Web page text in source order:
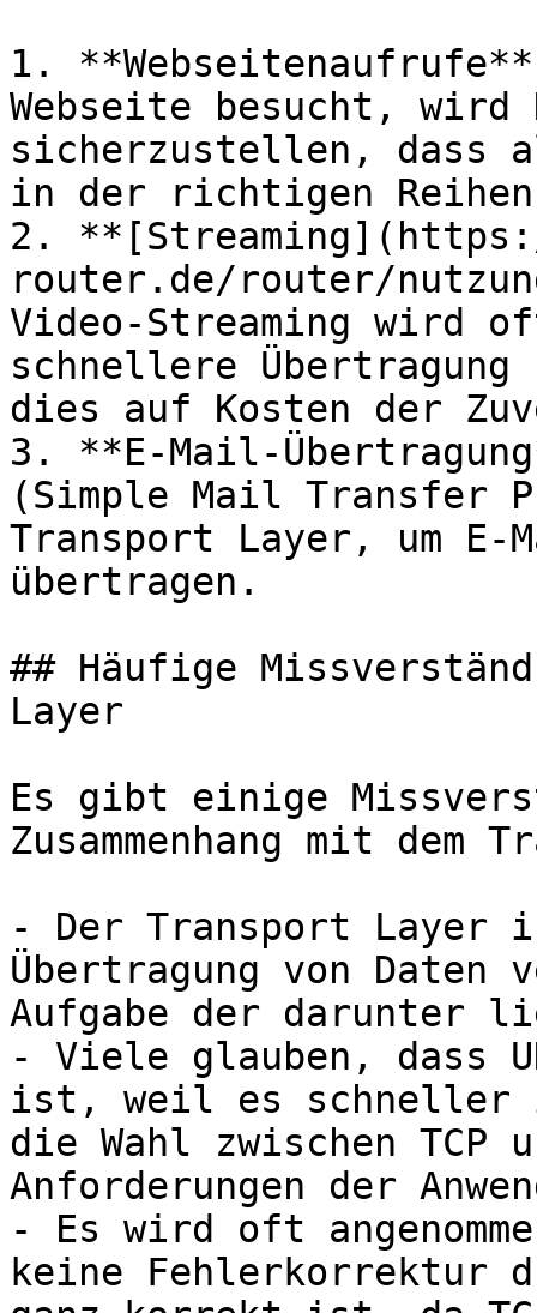
1.
Webseite besucht, wird
sicherzustellen, dass
in der richtigen
2.
router.de/router/
Video-Streaming wird
schnellere Übertragung
dies auf Kosten der
3. **E-Mail-
(Simple Mail Transfer
Transport Layer, um E-
übertragen.
## Häufige
Layer
Es gibt einige
Zusammenhang mit
- Der Transport
Übertragung von
Aufgabe der darunter
- Viele glauben, dass
ist, weil es schneller
die Wahl zwischen TCP
Anforderungen der
- Es wird oft
keine Fehlerkorrektur